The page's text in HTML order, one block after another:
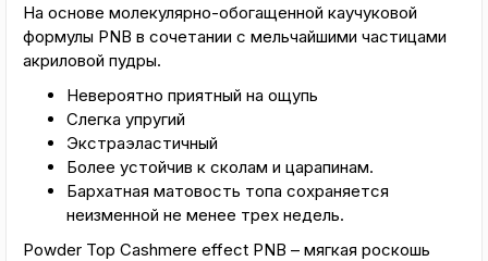
На основе молекулярно-обогащенной каучуковой
формулы PNB в сочетании с мельчайшими частицами
акриловой пудры.
Невероятно приятный на ощупь
Слегка упругий
Экстраэластичный
Более устойчив к сколам и царапинам.
Бархатная матовость топа сохраняется
неизменной не менее трех недель.
Powder Top Cashmere effect PNB – мягкая роскошь